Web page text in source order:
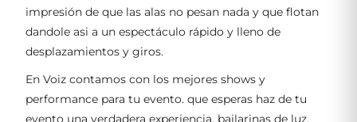
impresión de que las alas no pesan nada y que flotan
dandole asi a un espectáculo rápido y lleno de
desplazamientos y giros.
En Voiz contamos con los mejores shows y
performance para tu evento. que esperas haz de tu
evento una verdadera experiencia. bailarinas de luz.